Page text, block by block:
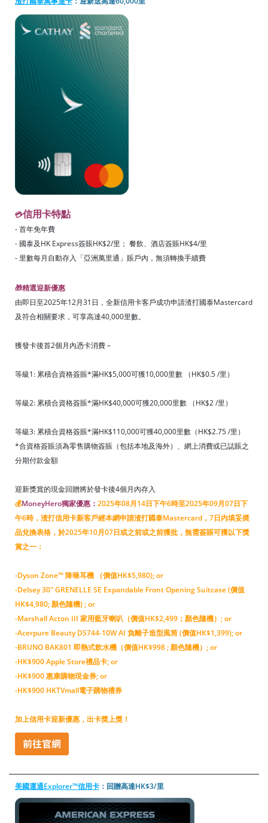
💳信用卡特點
- 首年免年費
- 國泰及HK Express簽賬HK$2/里； 餐飲、酒店簽賬HK$4/里
- 里數每月自動存入「亞洲萬里通」賬戶內，無須轉換手續費
🎁精選迎新優惠
由即日至2025年12月31日，全新信用卡客戶成功申請渣打國泰Mastercard
及符合相關要求，可享高達40,000里數。
獲發卡後首2個月內憑卡消費 –
等級1: 累積合資格簽賬*滿HK$5,000可獲10,000里數 （HK$0.5 /里）
等級2: 累積合資格簽賬*滿HK$40,000可獲20,000里數 （HK$2 /里）
等級3: 累積合資格簽賬*滿HK$110,000可獲40,000里數（HK$2.75 /里）
*合資格簽賬須為零售購物簽賬（包括本地及海外）、網上消費或已誌賬之
分期付款金額
迎新獎賞的現金回贈將於發卡後4個月內存入
💰MoneyHero獨家優惠： 2025年08月14日下午6時至2025年09月07日下
午6時，渣打信用卡新客戶經本網申請渣打國泰Mastercard，7日内填妥奬
品兌換表格，於2025年10月07日或之前或之前獲批，無需簽賬可獲以下獎
賞之一：
-Dyson Zone™ 降噪耳機 （價值HK$5,980); or
-Delsey 30" GRENELLE SE Expandable Front Opening Suitcase (價值
HK$4,980; 顏色隨機) ; or
-Marshall Acton III 家用藍牙喇叭（價值HK$2,499；顏色隨機）; or
-Acerpure Beauty DS744-10W AI 負離子造型風筒 (價值HK$1,399); or
-BRUNO BAK801 即熱式飲水機（價值HK$998 ; 顏色隨機）; or
-HK$900 Apple Store禮品卡; or
-HK$900 惠康購物現金券; or
-HK$900 HKTVmall電子購物禮券
加上信用卡迎新優惠，出卡獎上獎！
美國運通Explorer™信用卡 ：回贈高達HK$3/里